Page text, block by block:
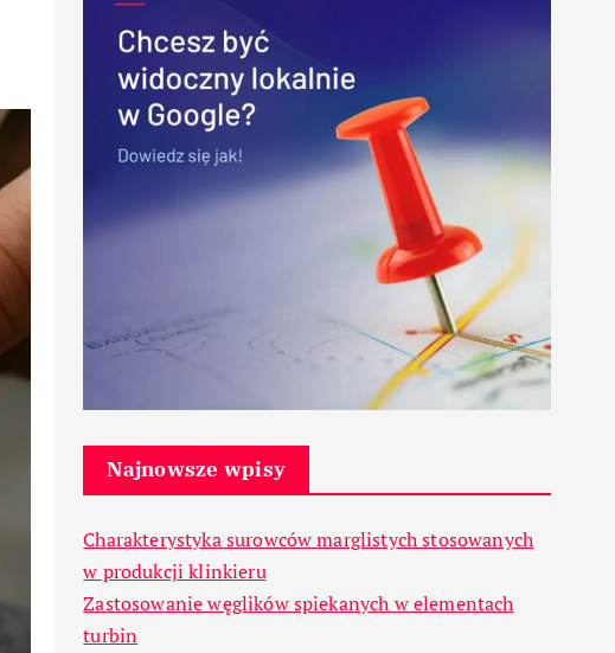
Najnowsze wpisy
Charakterystyka surowców marglistych stosowanych
w produkcji klinkieru
Zastosowanie węglików spiekanych w elementach
turbin